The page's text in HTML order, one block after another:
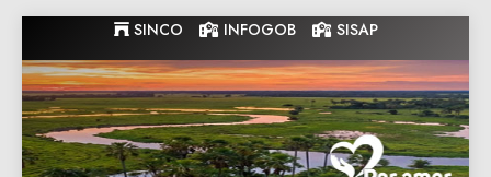
to
content
SINCO INFOGOB SISAP
Gobernacion
Gobernacion de Guarico